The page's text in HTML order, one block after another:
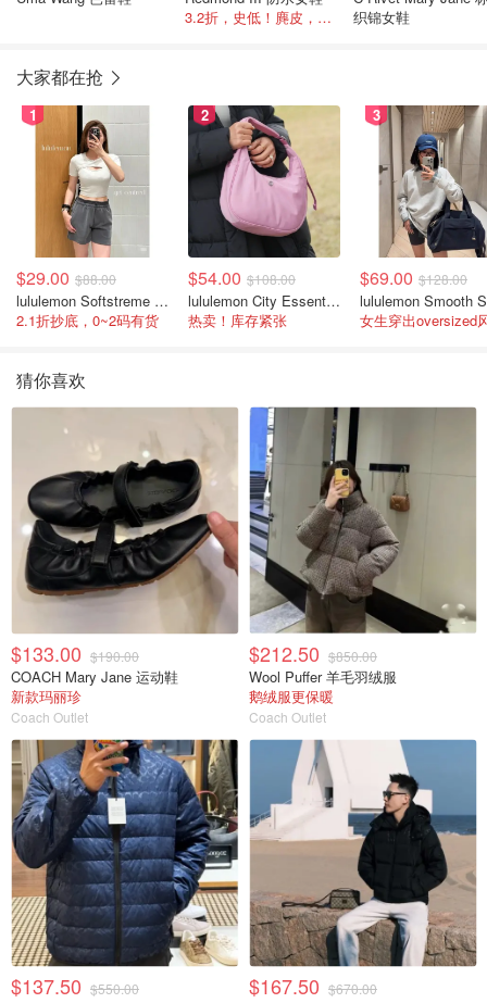
3.2折，史低！麂皮，防水透气
织锦女鞋
大家都在抢
1
$29.00 $88.00
lululemon Softstreme 女士高腰短裤 10cm
2.1折抄底，0~2码有货
2
$54.00 $108.00
lululemon City Essentials 肩背包 4L
热卖！库存紧张
3
$69.00 $128.00
女生穿出oversized
猜你喜欢
$133.00 $190.00
COACH Mary Jane 运动鞋
新款玛丽珍
Coach Outlet
$212.50 $850.00
Wool Puffer 羊毛羽绒服
鹅绒服更保暖
Coach Outlet
$137.50 $550.00 $167.50 $670.00